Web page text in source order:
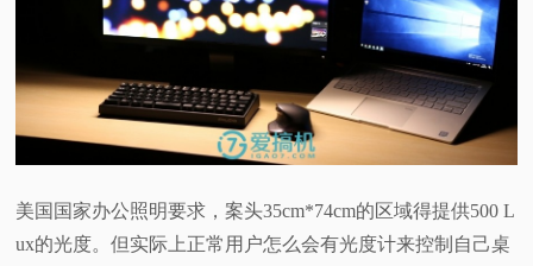
美国国家办公照明要求，案头35cm*74cm的区域得提供500 L
ux的光度。但实际上正常用户怎么会有光度计来控制自己桌